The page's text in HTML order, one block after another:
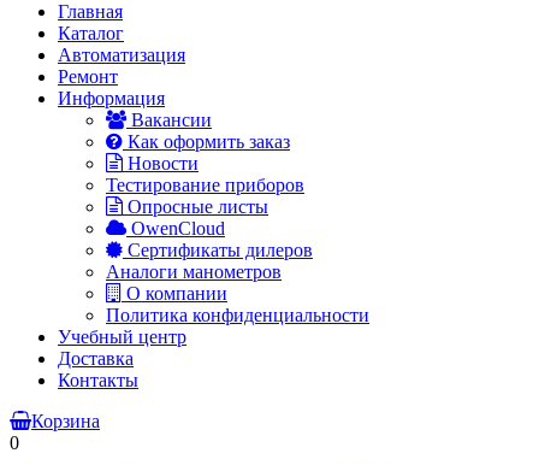
Главная
Каталог
Автоматизация
Ремонт
Информация
Вакансии
Как оформить заказ
Новости
Тестирование приборов
Опросные листы
OwenCloud
Сертификаты дилеров
Аналоги манометров
О компании
Политика конфиденциальности
Учебный центр
Доставка
Контакты
Корзина
0